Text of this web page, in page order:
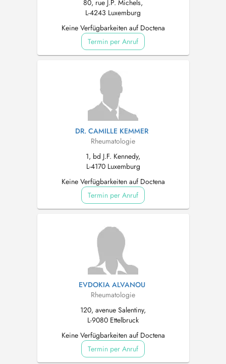
80, rue J.P. Michels,
L-4243 Luxemburg
Keine Verfügbarkeiten auf Doctena
Termin per Anruf
DR. CAMILLE KEMMER
Rheumatologie
1, bd J.F. Kennedy,
L-4170 Luxemburg
Keine Verfügbarkeiten auf Doctena
Termin per Anruf
EVDOKIA ALVANOU
Rheumatologie
120, avenue Salentiny,
L-9080 Ettelbruck
Keine Verfügbarkeiten auf Doctena
Termin per Anruf